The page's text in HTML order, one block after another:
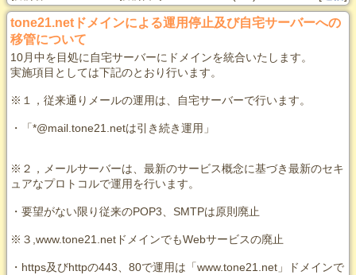
tone21.netドメインによる運用停止及び自宅サーバーへの
移管について
10月中を目処に自宅サーバーにドメインを統合いたします。
実施項目としては下記のとおり行います。
※１，従来通りメールの運用は、自宅サーバーで行います。
・「*@mail.tone21.netは引き続き運用」
※２，メールサーバーは、最新のサービス概念に基づき最新のセキ
ュアなプロトコルで運用を行います。
・要望がない限り従来のPOP3、SMTPは原則廃止
※３,www.tone21.netドメインでもWebサービスの廃止
・https及びhttpの443、80で運用は「www.tone21.net」ドメインで